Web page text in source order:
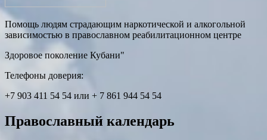
Помощь людям страдающим наркотической и алкогольной
зависимостью в православном реабилитационном центре
Здоровое поколение Кубани"
Телефоны доверия:
+7 903 411 54 54 или + 7 861 944 54 54
Православный календарь